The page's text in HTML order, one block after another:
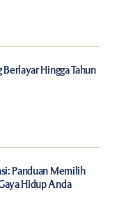
Hingga Tahun
Panduan Memilih
Hidup Anda